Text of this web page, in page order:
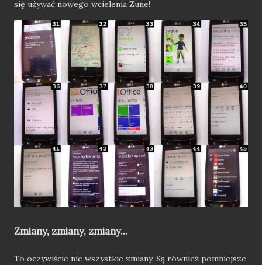
się używać nowego wcielenia Zune!
Zmiany, zmiany, zmiany...
To oczywiście nie wszystkie zmiany. Są również pomniejsze